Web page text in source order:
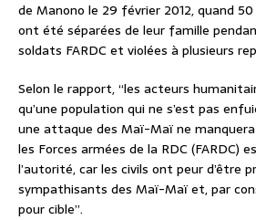
de Manono le 29 février 2012, quand
ont été séparées de leur famille
soldats FARDC et violées à plusieurs
Selon le rapport, “les acteurs
qu’une population qui ne s’est pas
une attaque des Maï-Maï ne manquera
les Forces armées de la RDC (FARDC)
l’autorité, car les civils ont peur d’être
sympathisants des Maï-Maï et, par
pour cible”.